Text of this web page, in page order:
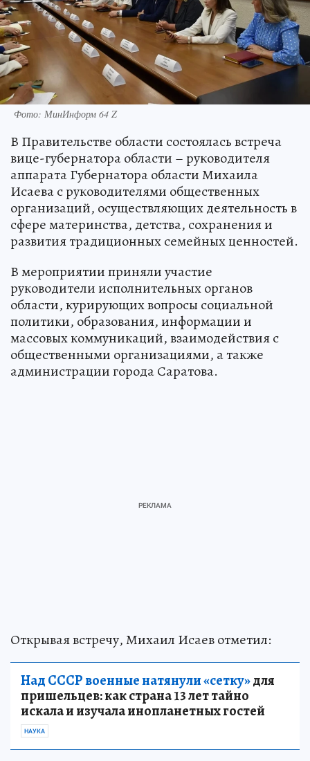
Фото: МинИнформ 64 Z
В Правительстве области состоялась встреча
вице-губернатора области – руководителя
аппарата Губернатора области Михаила
Исаева с руководителями общественных
организаций, осуществляющих деятельность в
сфере материнства, детства, сохранения и
развития традиционных семейных ценностей.
В мероприятии приняли участие
руководители исполнительных органов
области, курирующих вопросы социальной
политики, образования, информации и
массовых коммуникаций, взаимодействия с
общественными организациями, а также
администрации города Саратова.
Открывая встречу, Михаил Исаев отметил:
Над СССР военные натянули «сетку»для
пришельцев: как страна 13 лет тайно
искала и изучала инопланетных гостей
НАУКА